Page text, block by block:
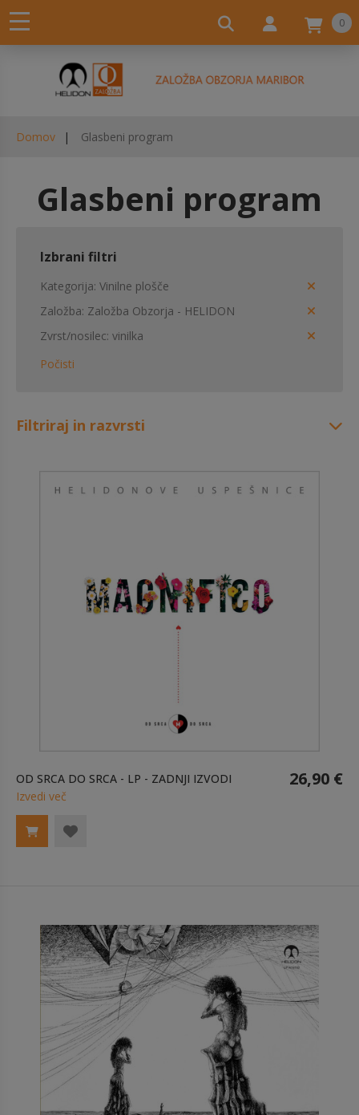
0
Domov Glasbeni program
Glasbeni program
OD SRCA DO SRCA - LP - ZADNJI IZVODI 26,90 €
Izvedi več
Izbrani filtri
Kategorija Vinilne plošče
Založba Založba Obzorja - HELIDON
Zvrst/nosilec vinilka
Počisti
Filtriraj in razvrsti